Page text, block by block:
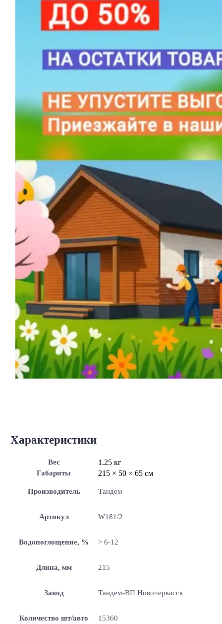
Характеристики
Вес 1.25 кг
Габариты 215 × 50 × 65 см
Производитель Тандем
Артикул W181/2
Водопоглощение, % > 6-12
Длина, мм 215
Завод Тандем-ВП Новочеркасск
Количество шт/авто 15360